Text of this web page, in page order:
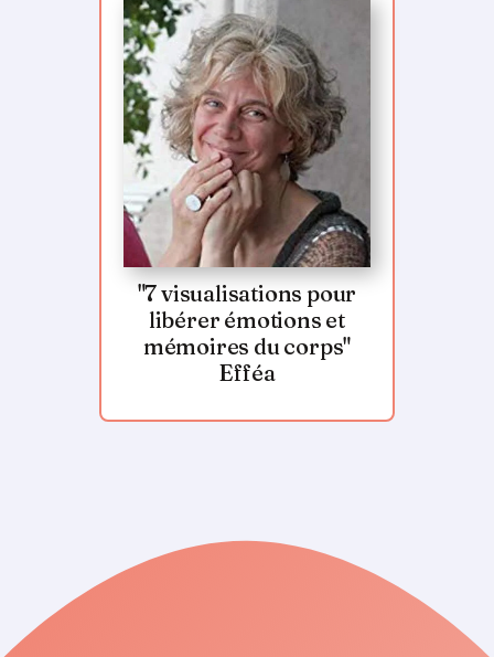
"7 visualisations pour
libérer émotions et
mémoires du corps"
Efféa